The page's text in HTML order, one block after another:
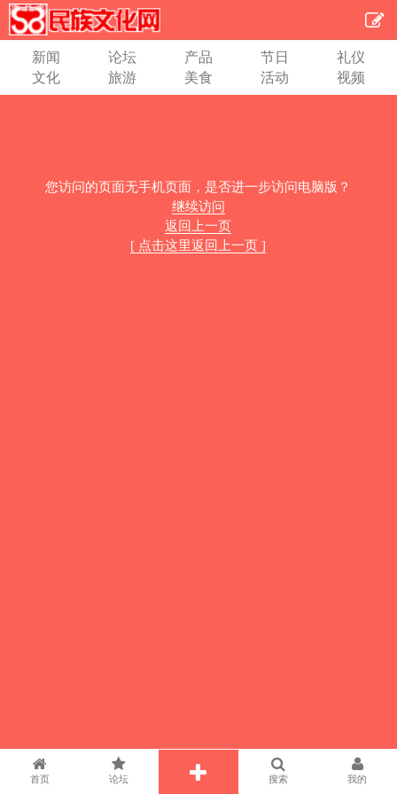
新闻 论坛 产品 节日
礼仪
文化
旅游 美食 活动 视频
您访问的页面无手机页面，是否进一步访问电脑版？
继续访问
返回上一页
[ 点击这里返回上一页 ]
首页 论坛 搜索 我的